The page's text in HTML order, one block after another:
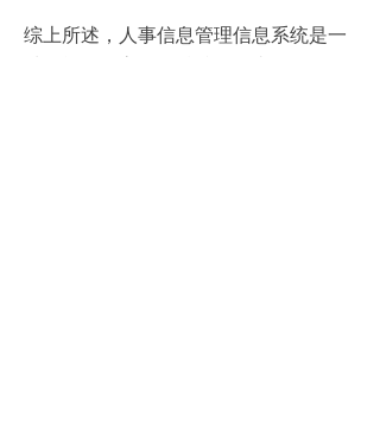
综上所述，人事信息管理信息系统是一
种智能化、高效、精准的人事管理工